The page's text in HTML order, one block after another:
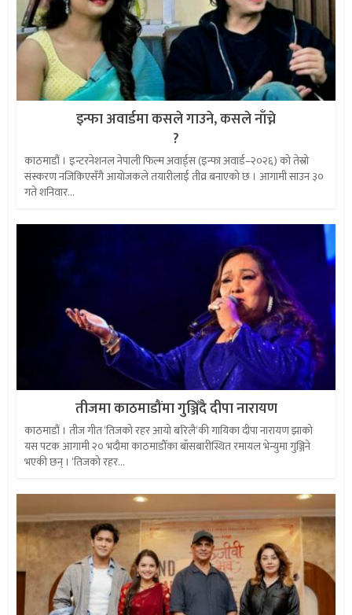
इन्फा अवार्डमा कसले गाउने, कसले नाँच्ने
?
काठमाडौं । इन्टरनेशनल नेपाली फिल्म अवार्ड्स (इन्फा अवार्ड–२०२६) को तेस्रो
संस्करण नजिकिएसँगै आयोजकले तयारीलाई तीव्र बनाएको छ । आगामी साउन ३०
गते शनिवार...
तीजमा काठमाडौंमा गुञ्जिँदै दीपा नारायण
काठमाडौं । तीज गीत ‘तिजको रहर आयो बरिलै‘की गायिका दीपा नारायण झाको
यस पटक आगामी २० भदौमा काठमाडौँका बाँसबारीस्थित रमायल भेन्युमा गुञ्जिने
भएकी छन् । ‘तिजको रहर...